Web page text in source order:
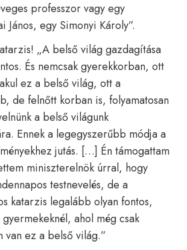
professzor vagy egy
János, egy Simonyi Károly”.
„A belső világ gazdagítása
És nemcsak gyerekkorban, ott
ez a belső világ, ott a
de felnőtt korban is, folyamatosan
a belső világunk
Ennek a legegyszerűbb módja a
jutás. […] Én támogattam
miniszterelnök úrral, hogy
testnevelés, de a
katarzis legalább olyan fontos,
gyermekeknél, ahol még csak
van ez a belső világ.”